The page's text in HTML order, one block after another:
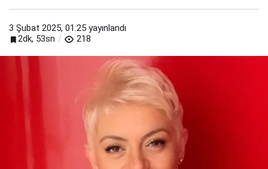
3 Şubat 2025, 01:25 yayınlandı
2dk, 53sn
218